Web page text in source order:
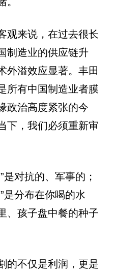
观来说，在过去很长
制造业的供应链升
外溢效应显著。丰田
所有中国制造业者膜
政治高度紧张的今
下，我们必须重新审
是对抗的、军事的；
是分布在你喝的水
、孩子盘中餐的种子
的不仅是利润，更是